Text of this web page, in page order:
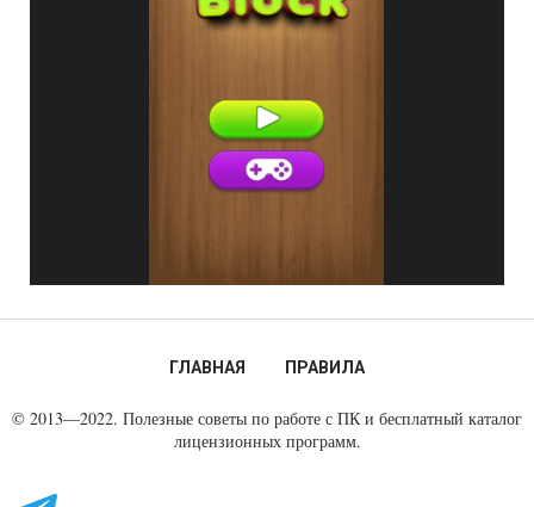
ГЛАВНАЯ ПРАВИЛА
© 2013—2022. Полезные советы по работе с ПК и бесплатный каталог
лицензионных программ.